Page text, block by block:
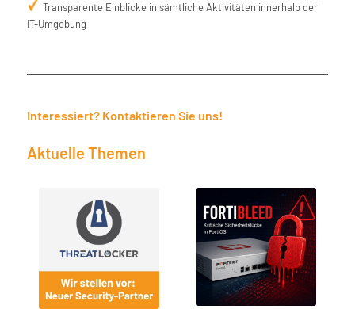
Transparente Einblicke in sämtliche Aktivitäten innerhalb der
IT-Umgebung
Interessiert? Kontaktieren Sie uns!
Aktuelle Themen